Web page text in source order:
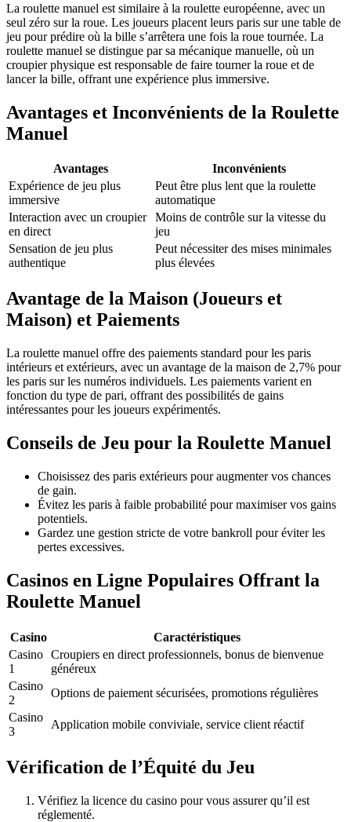
La roulette manuel est similaire à la roulette européenne, avec un
seul zéro sur la roue. Les joueurs placent leurs paris sur une table de
jeu pour prédire où la bille s’arrêtera une fois la roue tournée. La
roulette manuel se distingue par sa mécanique manuelle, où un
croupier physique est responsable de faire tourner la roue et de
lancer la bille, offrant une expérience plus immersive.
Avantages et Inconvénients de la Roulette
Manuel
Avantages
Inconvénients
Expérience de jeu plus
immersive
Peut être plus lent que la roulette
automatique
Interaction avec un croupier
en direct
Moins de contrôle sur la vitesse du
jeu
Sensation de jeu plus
authentique
Peut nécessiter des mises minimales
plus élevées
Avantage de la Maison (Joueurs et
Maison) et Paiements
La roulette manuel offre des paiements standard pour les paris
intérieurs et extérieurs, avec un avantage de la maison de 2,7% pour
les paris sur les numéros individuels. Les paiements varient en
fonction du type de pari, offrant des possibilités de gains
intéressantes pour les joueurs expérimentés.
Conseils de Jeu pour la Roulette Manuel
Choisissez des paris extérieurs pour augmenter vos chances
de gain.
Évitez les paris à faible probabilité pour maximiser vos gains
potentiels.
Gardez une gestion stricte de votre bankroll pour éviter les
pertes excessives.
Casinos en Ligne Populaires Offrant la
Roulette Manuel
Casino
Caractéristiques
Casino
1
Croupiers en direct professionnels, bonus de bienvenue
généreux
Casino
2
Options de paiement sécurisées, promotions régulières
Casino
3
Application mobile conviviale, service client réactif
Vérification de l’Équité du Jeu
Vérifiez la licence du casino pour vous assurer qu’il est
réglementé.